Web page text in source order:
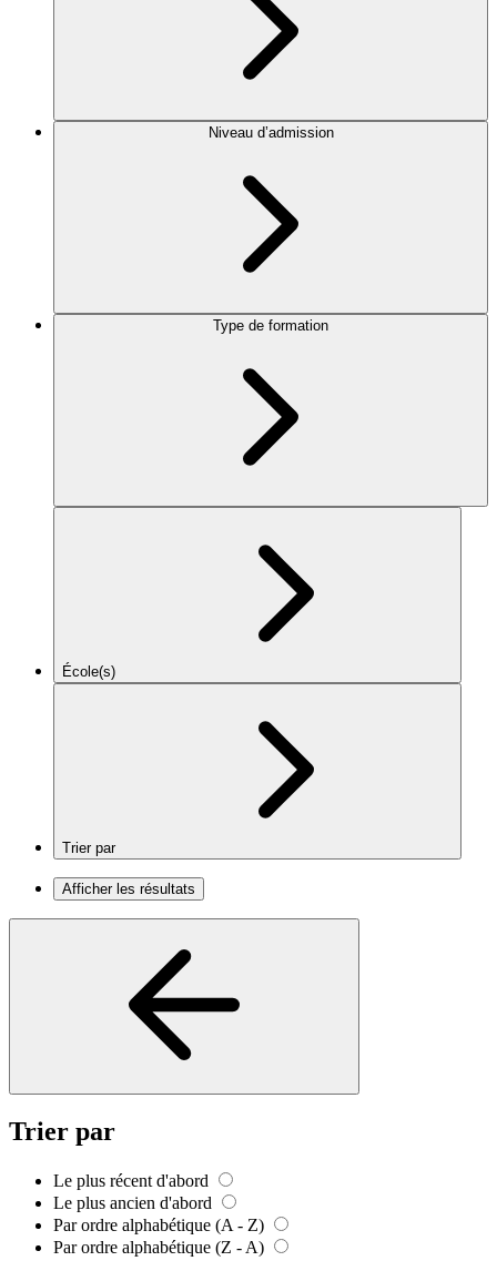
Niveau d’admission
Type de formation
École(s)
Trier par
Afficher les résultats
Trier par
Le plus récent d'abord
Le plus ancien d'abord
Par ordre alphabétique (A - Z)
Par ordre alphabétique (Z - A)